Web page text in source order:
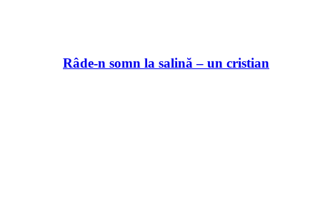
Râde-n somn la salină – un cristian